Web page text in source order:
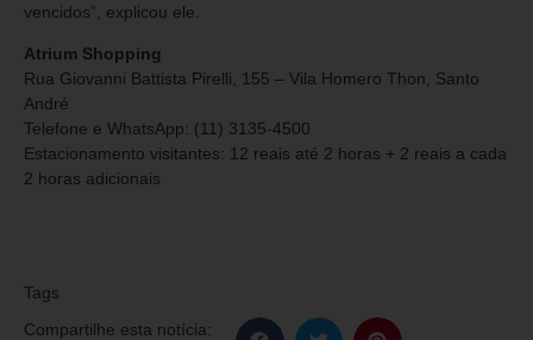
vencidos”, explicou ele.
Atrium Shopping
Rua Giovanni Battista Pirelli, 155 – Vila Homero Thon, Santo
André
Telefone e WhatsApp: (11) 3135-4500
Estacionamento visitantes: 12 reais até 2 horas + 2 reais a cada
2 horas adicionais
Tags
Compartilhe esta notícia: